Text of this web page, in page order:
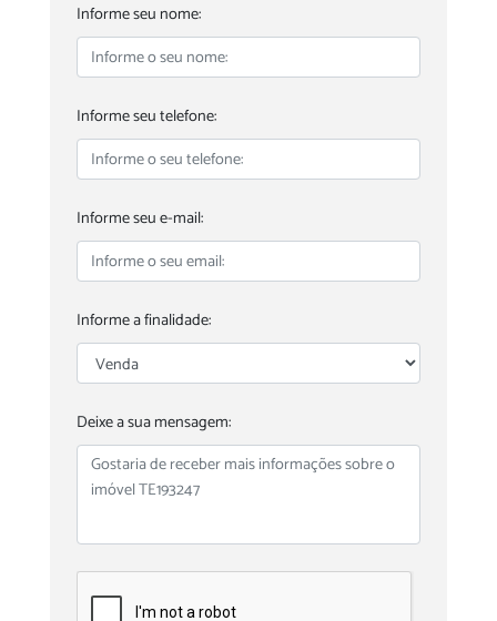
Informe seu nome:
Informe seu telefone:
Informe seu e-mail:
Informe a finalidade:
Deixe a sua mensagem: